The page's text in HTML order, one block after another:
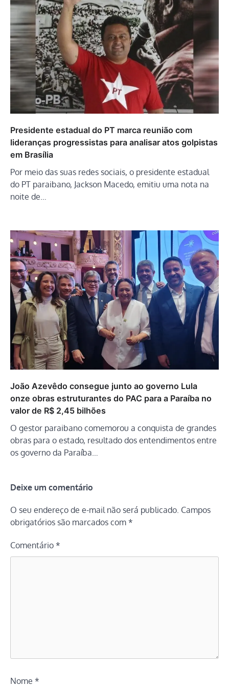
Presidente estadual do PT marca reunião com
lideranças progressistas para analisar atos golpistas
em Brasília
Por meio das suas redes sociais, o presidente estadual
do PT paraibano, Jackson Macedo, emitiu uma nota na
noite de…
João Azevêdo consegue junto ao governo Lula
onze obras estruturantes do PAC para a Paraíba no
valor de R$ 2,45 bilhões
O gestor paraibano comemorou a conquista de grandes
obras para o estado, resultado dos entendimentos entre
os governo da Paraíba…
Deixe um comentário
O seu endereço de e-mail não será publicado. Campos
obrigatórios são marcados com *
Comentário *
Nome *